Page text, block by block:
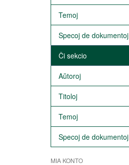
Temoj
Specoj de dokumentoj
Ĉi sekcio
Aŭtoroj
Titoloj
Temoj
Specoj de dokumentoj
MIA KONTO